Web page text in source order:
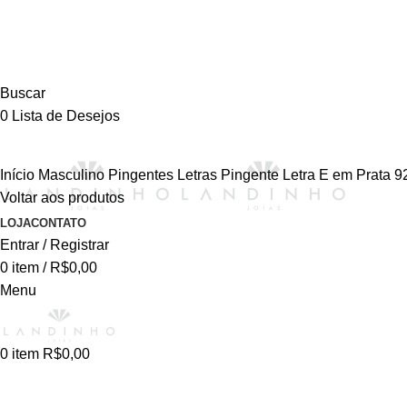
Buscar
0 Lista de Desejos
LOJACONTATO
Entrar / Registrar
0 item / R$0,00
Menu
0 item R$0,00
Início Masculino Pingentes Letras Pingente Letra E em Prata
Voltar aos produtos
-44%